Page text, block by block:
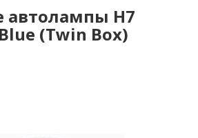
автолампы H7
(Twin Box)